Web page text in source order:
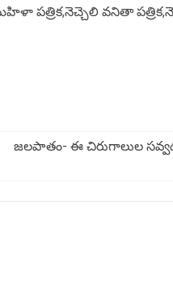
పత్రిక,నెచ్చెలి వనితా పత్రిక,
జలపాతం- ఈ చిరుగాలుల